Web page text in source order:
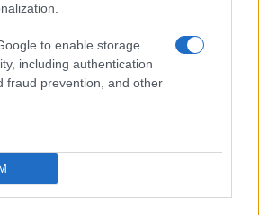
to enable storage
including authentication
fraud prevention, and other